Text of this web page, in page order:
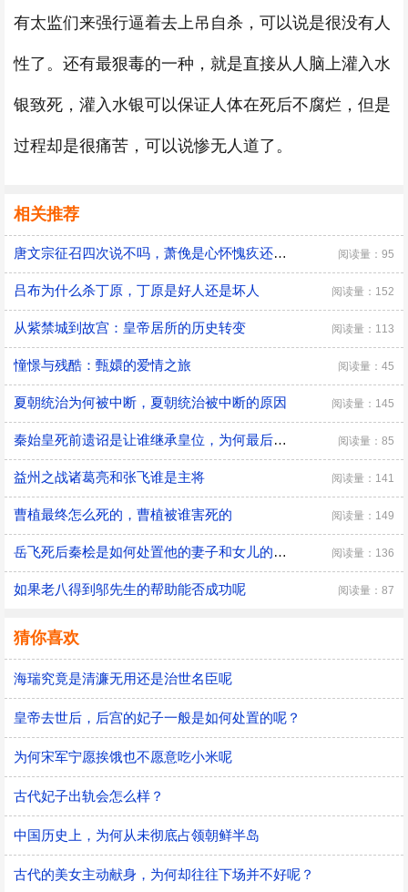
有太监们来强行逼着去上吊自杀，可以说是很没有人
性了。还有最狠毒的一种，就是直接从人脑上灌入水
银致死，灌入水银可以保证人体在死后不腐烂，但是
过程却是很痛苦，可以说惨无人道了。
相关推荐
唐文宗征召四次说不吗，萧俛是心怀愧疚还是居功自傲 阅读量：95
吕布为什么杀丁原，丁原是好人还是坏人 阅读量：152
从紫禁城到故宫：皇帝居所的历史转变 阅读量：113
憧憬与残酷：甄嬛的爱情之旅 阅读量：45
夏朝统治为何被中断，夏朝统治被中断的原因 阅读量：145
秦始皇死前遗诏是让谁继承皇位，为何最后是胡亥继位 阅读量：85
益州之战诸葛亮和张飞谁是主将 阅读量：141
曹植最终怎么死的，曹植被谁害死的 阅读量：149
​岳飞死后秦桧是如何处置他的妻子和女儿的，秦桧怎么处置岳飞家人的 阅读量：136
如果老八得到邬先生的帮助能否成功呢 阅读量：87
猜你喜欢
海瑞究竟是清濂无用还是治世名臣呢
皇帝去世后，后宫的妃子一般是如何处置的呢？
为何宋军宁愿挨饿也不愿意吃小米呢
古代妃子出轨会怎么样？
中国历史上，为何从未彻底占领朝鲜半岛
古代的美女主动献身，为何却往往下场并不好呢？